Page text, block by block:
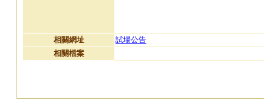
相關網址
試場公告
相關檔案